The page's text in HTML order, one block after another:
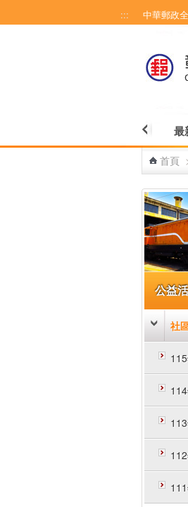
::: 中華郵政
最
首頁
公益
社